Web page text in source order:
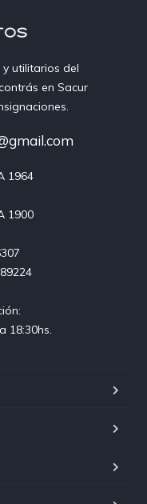
utilitarios del
en Sacur
1964
1900
18:30hs.